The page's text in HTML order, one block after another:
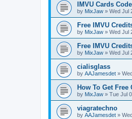
IMVU Cards
by MixJaw » Wed Jul
Free IMVU
by MixJaw » Wed Jul
Free IMVU
by MixJaw » Wed Jul
cialisglass
by AAJamesdet »
How To Get
by MixJaw » Tue Jul
viagratechno
by AAJamesdet »